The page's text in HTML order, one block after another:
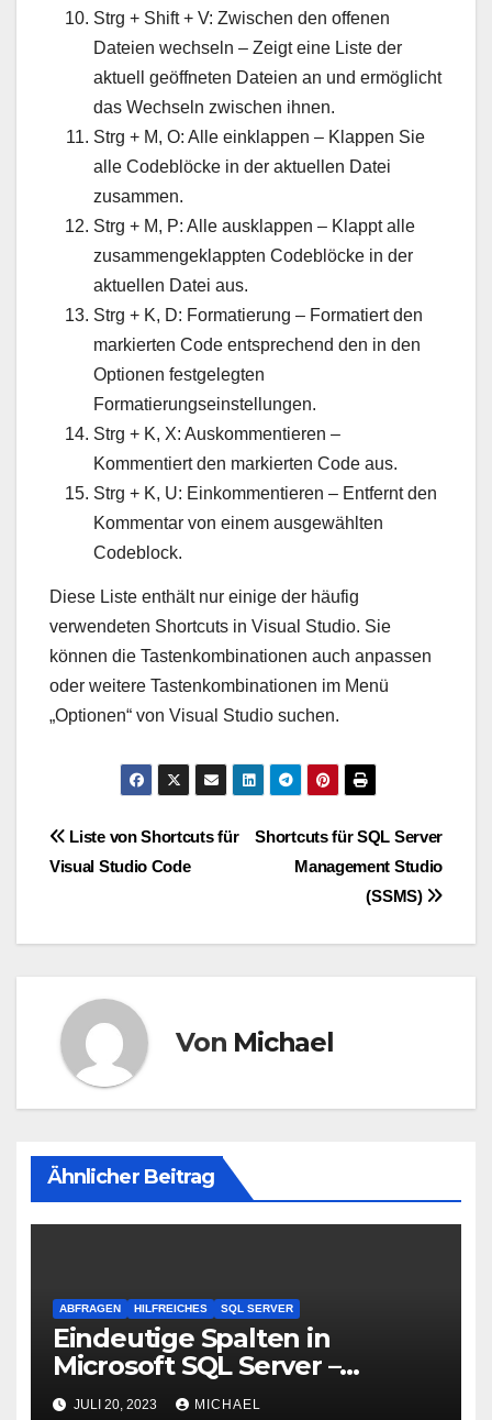
Strg + Shift + V: Zwischen den offenen
Dateien wechseln – Zeigt eine Liste der
aktuell geöffneten Dateien an und ermöglicht
das Wechseln zwischen ihnen.
Strg + M, O: Alle einklappen – Klappen Sie
alle Codeblöcke in der aktuellen Datei
zusammen.
Strg + M, P: Alle ausklappen – Klappt alle
zusammengeklappten Codeblöcke in der
aktuellen Datei aus.
Strg + K, D: Formatierung – Formatiert den
markierten Code entsprechend den in den
Optionen festgelegten
Formatierungseinstellungen.
Strg + K, X: Auskommentieren –
Kommentiert den markierten Code aus.
Strg + K, U: Einkommentieren – Entfernt den
Kommentar von einem ausgewählten
Codeblock.
Diese Liste enthält nur einige der häufig
verwendeten Shortcuts in Visual Studio. Sie
können die Tastenkombinationen auch anpassen
oder weitere Tastenkombinationen im Menü
„Optionen“ von Visual Studio suchen.
Beitragsnavigation
Shortcuts für SQL Server
Management Studio
(SSMS)
Liste von Shortcuts für
Visual Studio Code
Von Michael
Ähnlicher Beitrag
ABFRAGEN HILFREICHES SQL SERVER
Eindeutige Spalten in
Microsoft SQL Server –
Verwendung von UNIQUE
JULI 20, 2023 MICHAEL